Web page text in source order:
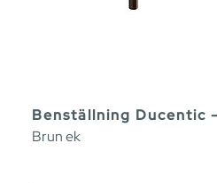
Benställning Ducentic
Brun ek